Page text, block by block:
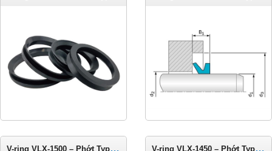
V-ring VLX-1500 – Phớt Type LX cho trục 1475-1525 mm V-ring VLX-1450 – Phớt Type LX cho trục 1425-1475 mm